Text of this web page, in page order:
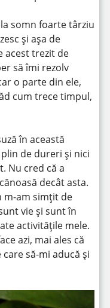
somn foarte târziu
și așa de
acest trezit de
să îmi rezolv
o parte din ele,
cum trece timpul,
în această
de dureri și nici
Nu cred că a
decât asta.
m-am simțit de
vie și sunt în
activitățile mele.
azi, mai ales că
să-mi aducă și